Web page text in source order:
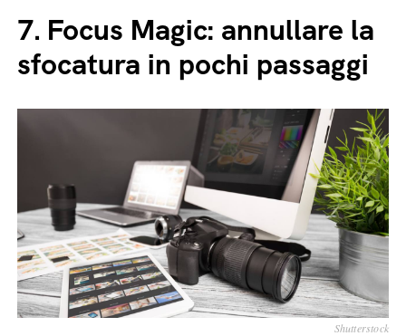
7. Focus Magic: annullare la
sfocatura in pochi passaggi
Shutterstock